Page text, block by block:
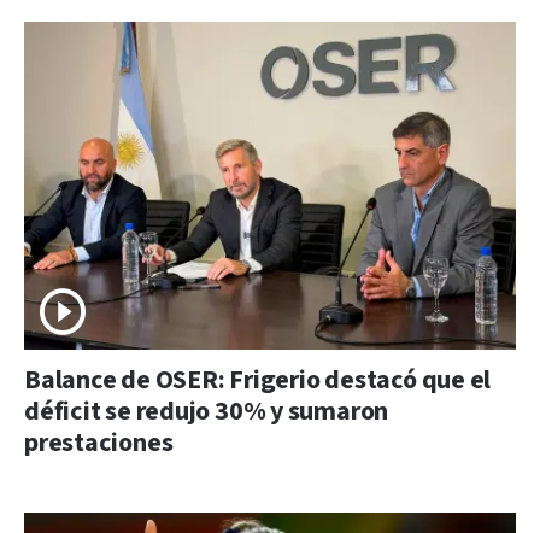
Balance de OSER: Frigerio destacó que el
déficit se redujo 30% y sumaron
prestaciones